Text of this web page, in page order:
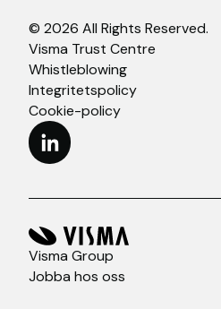
© 2026 All Rights Reserved.
Visma Trust Centre
Whistleblowing
Integritetspolicy
Cookie-policy
Visma Group
Jobba hos oss